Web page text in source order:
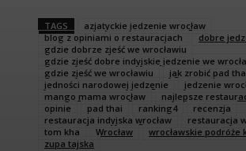
TAGS
azjatyckie jedzenie wrocław
blog z opiniami o restauracjach
dobre
gdzie dobrze zjeść we wrocławiu
gdzie zjeść dobre indyjskie jedzenie we
gdzie zjeść we wrocławiu
jak zrobić pad
jedności narodowej jedzenie
jedzenie
mango mama wrocław
najlepsze
opinie
pad thai ranking4
recenzja
restauracja indyjska wrocław
restauracja
tom kha
Wrocław wrocławskie podróże
zupa tajska